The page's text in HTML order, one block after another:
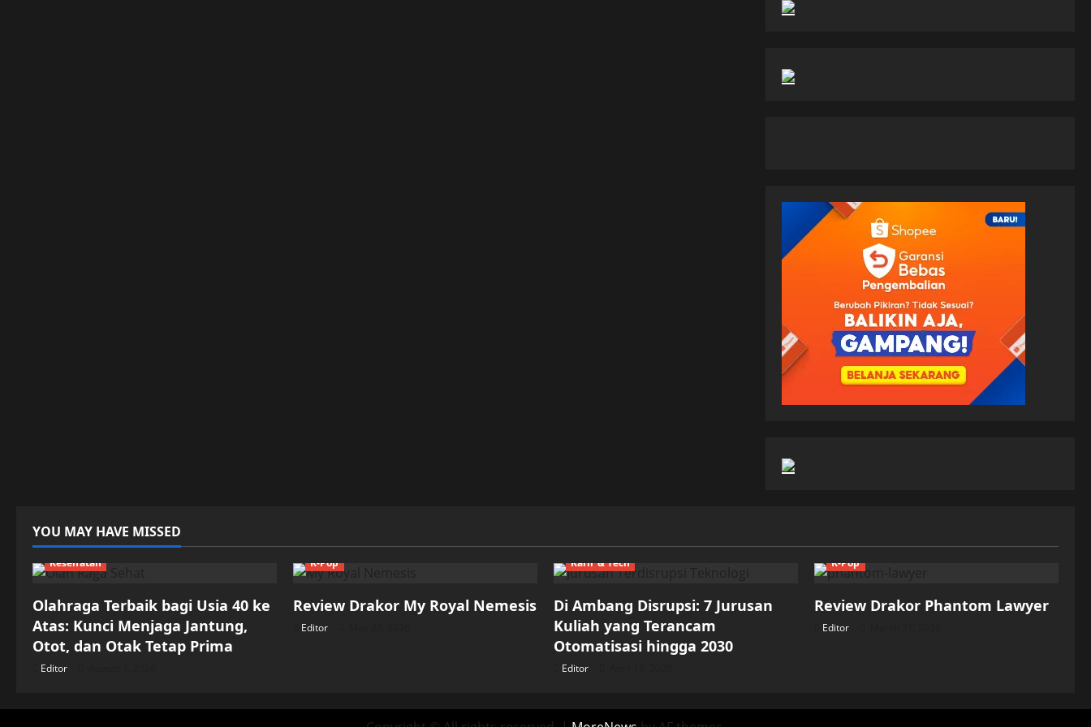
YOU MAY HAVE MISSED
Kesehatan
Olahraga Terbaik bagi Usia 40 ke
Atas: Kunci Menjaga Jantung,
Otot, dan Otak Tetap Prima
Editor
K-Pop
Review Drakor My Royal Nemesis
Editor
Karir & Tech
Di Ambang Disrupsi: 7 Jurusan
Kuliah yang Terancam
Otomatisasi hingga 2030
Editor
K-Pop
Review Drakor Phantom Lawyer
Editor